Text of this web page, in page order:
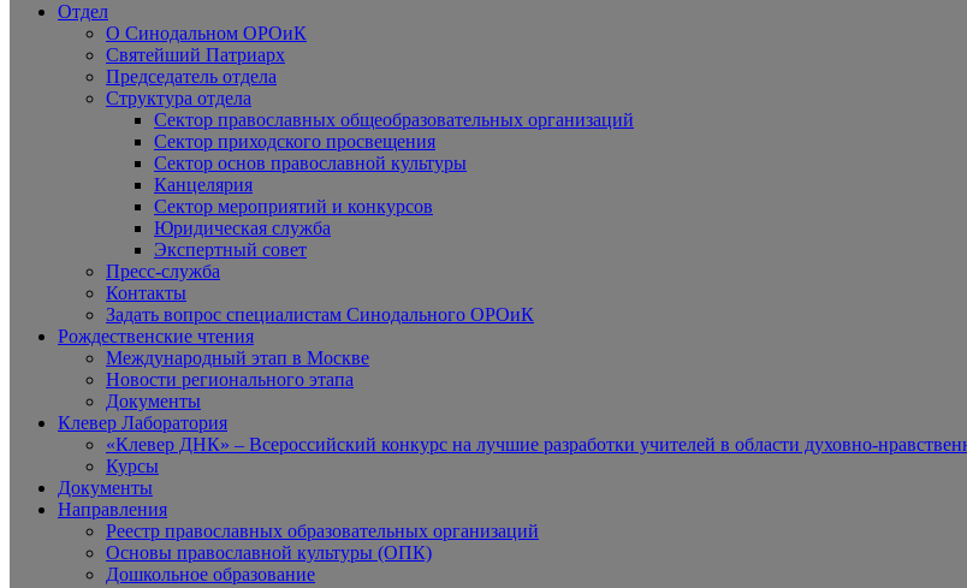
Отдел
О Синодальном ОРОиК
Святейший Патриарх
Председатель отдела
Структура отдела
Сектор православных общеобразовательных организаций
Сектор приходского просвещения
Сектор основ православной культуры
Канцелярия
Сектор мероприятий и конкурсов
Юридическая служба
Экспертный совет
Пресс-служба
Контакты
Задать вопрос специалистам Синодального ОРОиК
Рождественские чтения
Международный этап в Москве
Новости регионального этапа
Документы
Клевер Лаборатория
«Клевер ДНК» – Всероссийский конкурс на лучшие разработки учителей в области духовно-
Курсы
Документы
Направления
Реестр православных образовательных организаций
Основы православной культуры (ОПК)
Дошкольное образование